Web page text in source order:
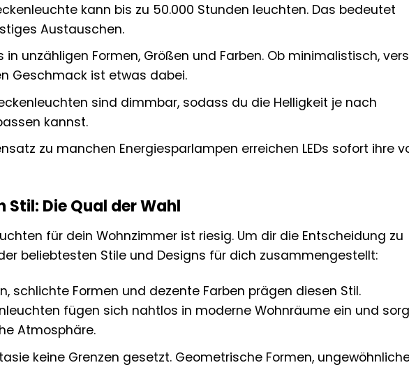
kann bis zu 50.000 Stunden leuchten. Das bedeutet
Austauschen.
in unzähligen Formen, Größen und Farben. Ob minimalistisch,
Geschmack ist etwas dabei.
sind dimmbar, sodass du die Helligkeit je nach
kannst.
zu manchen Energiesparlampen erreichen LEDs sofort ihre
Stil: Die Qual der Wahl
für dein Wohnzimmer ist riesig. Um dir die Entscheidung zu
beliebtesten Stile und Designs für dich zusammengestellt:
schlichte Formen und dezente Farben prägen diesen Stil.
fügen sich nahtlos in moderne Wohnräume ein und
Atmosphäre.
keine Grenzen gesetzt. Geometrische Formen,